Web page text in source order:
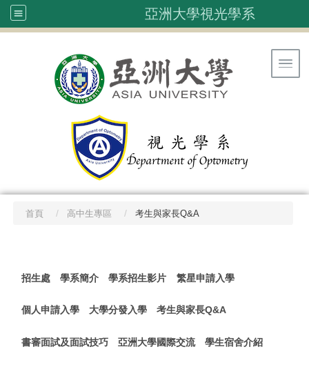
亞洲大學視光學系
首頁 高中生專區 考生與家長Q&A
招生處 學系簡介 學系招生影片 繁星申請入學
個人申請入學 大學分發入學 考生與家長Q&A
書審面試及面試技巧 亞洲大學國際交流 學生宿舍介紹